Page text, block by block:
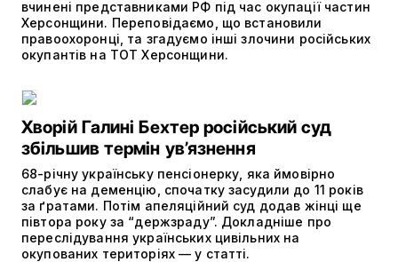
вчинені представниками РФ під час окупації частин
Херсонщини. Переповідаємо, що встановили
правоохоронці, та згадуємо інші злочини російських
окупантів на ТОТ Херсонщини.
Хворій Галині Бехтер російський суд
збільшив термін ув’язнення
68-річну українську пенсіонерку, яка ймовірно
слабує на деменцію, спочатку засудили до 11 років
за ґратами. Потім апеляційний суд додав жінці ще
півтора року за “держзраду”. Докладніше про
переслідування українських цивільних на
окупованих територіях — у статті.